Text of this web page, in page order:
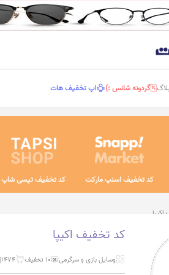
گردونه شانس :) اپ تخفیف هات
کد تخفیف اسنپ مارکت کد تخفیف تپسی شاپ
کد تخفیف اکیپا
وسایل بازی و سرگرمی 10 تخفیف 1474